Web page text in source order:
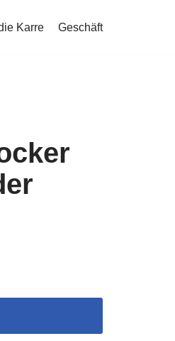
Karre Geschäft